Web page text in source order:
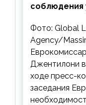
соблюдения
Фото: Global
Agency/
Джентилони в
ходе пресс-
заседания